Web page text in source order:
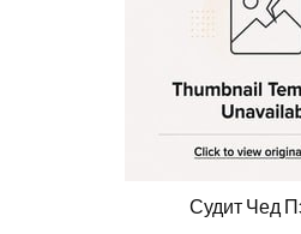
Судит Чед